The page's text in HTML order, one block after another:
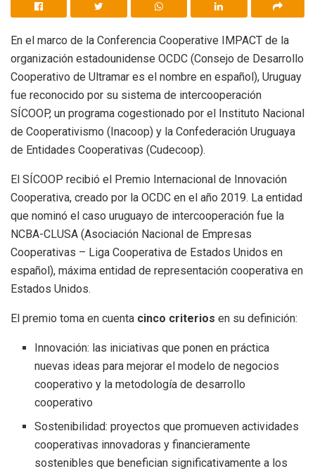
En el marco de la Conferencia Cooperative IMPACT de la
organización estadounidense OCDC (Consejo de Desarrollo
Cooperativo de Ultramar es el nombre en español), Uruguay
fue reconocido por su sistema de intercooperación
SÍCOOP, un programa cogestionado por el Instituto Nacional
de Cooperativismo (Inacoop) y la Confederación Uruguaya
de Entidades Cooperativas (Cudecoop).
El SÍCOOP recibió el Premio Internacional de Innovación
Cooperativa, creado por la OCDC en el año 2019. La entidad
que nominó el caso uruguayo de intercooperación fue la
NCBA-CLUSA (Asociación Nacional de Empresas
Cooperativas – Liga Cooperativa de Estados Unidos en
español), máxima entidad de representación cooperativa en
Estados Unidos.
El premio toma en cuenta cinco criterios en su definición:
Innovación: las iniciativas que ponen en práctica
nuevas ideas para mejorar el modelo de negocios
cooperativo y la metodología de desarrollo
cooperativo
Sostenibilidad: proyectos que promueven actividades
cooperativas innovadoras y financieramente
sostenibles que benefician significativamente a los